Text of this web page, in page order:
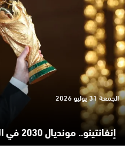
إنفانتينو.. مونديال 2030 في المغرب سيكون الأجمل في التاريخ
الجمعة 31 يوليو 2026